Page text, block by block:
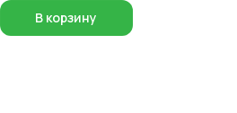
В корзину